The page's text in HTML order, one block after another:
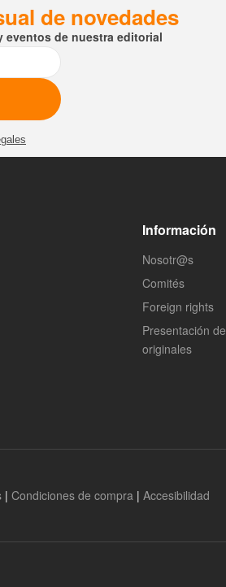
de novedades
de nuestra editorial
Información
Nosotr@s
Comités
Foreign rights
Presentación de
originales
| Condiciones de compra | Accesibilidad